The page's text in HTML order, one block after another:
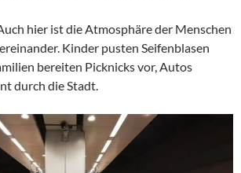
hier ist die Atmosphäre der Menschen
Kinder pusten Seifenblasen
bereiten Picknicks vor, Autos
durch die Stadt.